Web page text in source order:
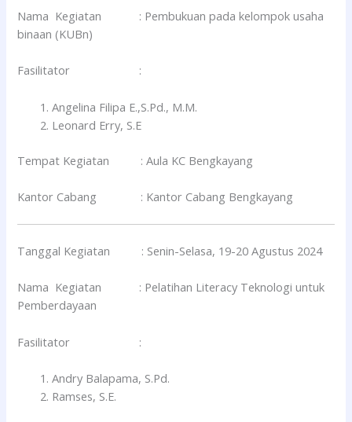
Nama Kegiatan : Pembukuan pada kelompok usaha
binaan (KUBn)
Fasilitator :
Angelina Filipa E.,S.Pd., M.M.
Leonard Erry, S.E
Tempat Kegiatan : Aula KC Bengkayang
Kantor Cabang : Kantor Cabang Bengkayang
Tanggal Kegiatan : Senin-Selasa, 19-20 Agustus 2024
Nama Kegiatan : Pelatihan Literacy Teknologi untuk
Pemberdayaan
Fasilitator :
Andry Balapama, S.Pd.
Ramses, S.E.